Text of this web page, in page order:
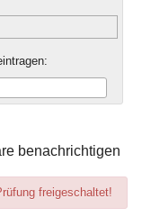
benachrichtigen
freigeschaltet!